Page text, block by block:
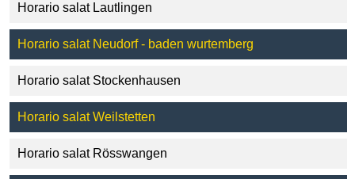
Horario salat Lautlingen
Horario salat Neudorf - baden wurtemberg
Horario salat Stockenhausen
Horario salat Weilstetten
Horario salat Rösswangen